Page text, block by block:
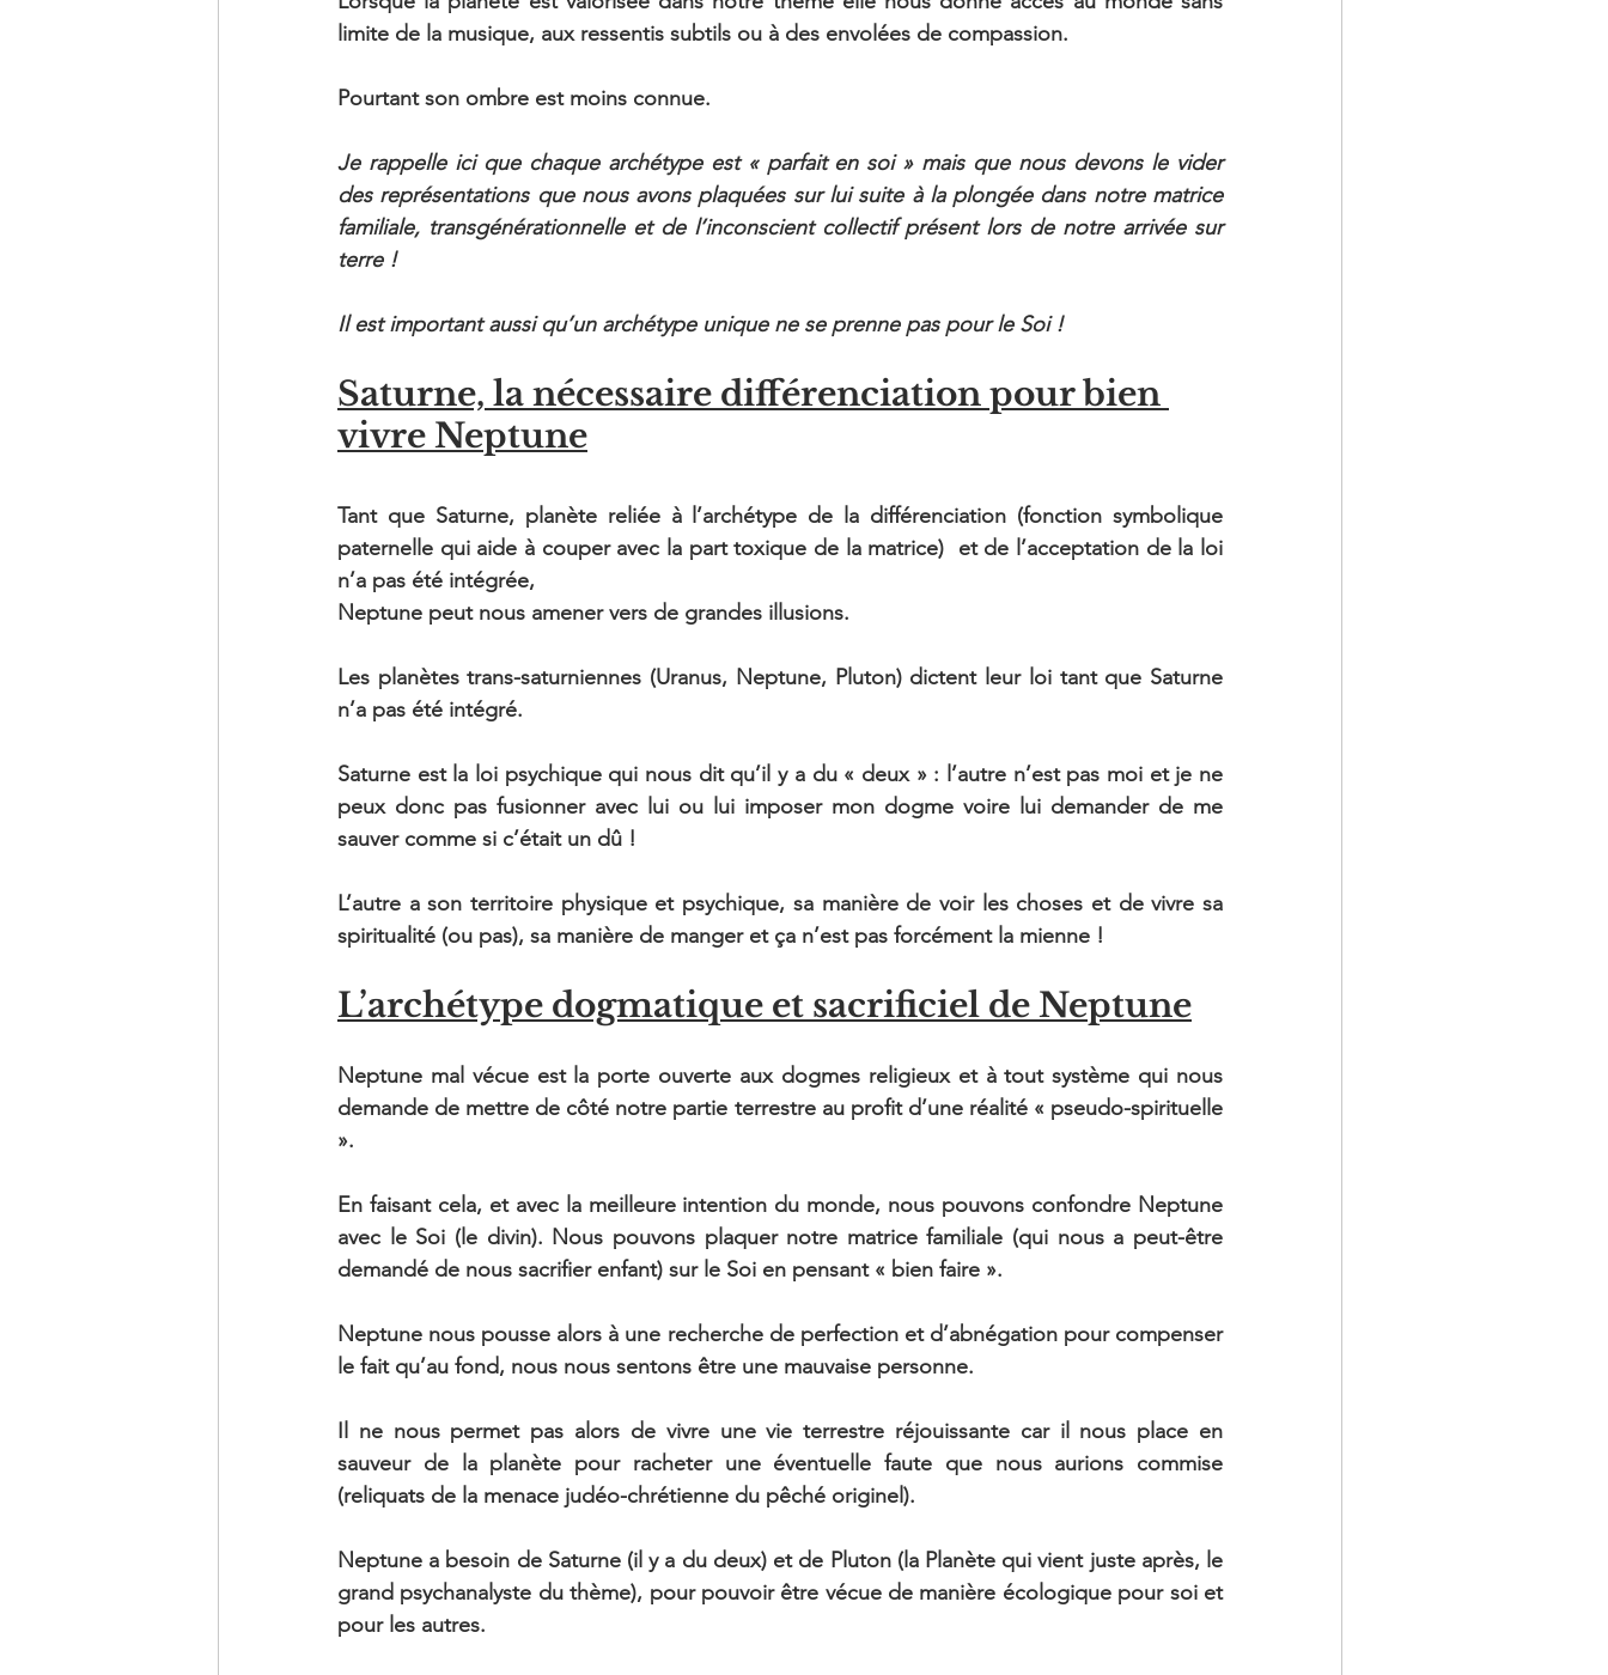
limite de la musique, aux ressentis subtils ou à des envolées de compassion.
Pourtant son ombre est moins connue.
Je rappelle ici que chaque archétype est « parfait en soi » mais que nous devons le vider
des représentations que nous avons plaquées sur lui suite à la plongée dans notre matrice
familiale, transgénérationnelle et de l’inconscient collectif présent lors de notre arrivée sur
terre !
Il est important aussi qu’un archétype unique ne se prenne pas pour le Soi !
Saturne, la nécessaire différenciation pour bien
vivre Neptune
Tant que Saturne, planète reliée à l’archétype de la différenciation (fonction symbolique
paternelle qui aide à couper avec la part toxique de la matrice)  et de l’acceptation de la loi
n’a pas été intégrée,
Neptune peut nous amener vers de grandes illusions.
Les planètes trans-saturniennes (Uranus, Neptune, Pluton) dictent leur loi tant que Saturne
n’a pas été intégré.
Saturne est la loi psychique qui nous dit qu’il y a du « deux » : l’autre n’est pas moi et je ne
peux donc pas fusionner avec lui ou lui imposer mon dogme voire lui demander de me
sauver comme si c’était un dû !
L’autre a son territoire physique et psychique, sa manière de voir les choses et de vivre sa
spiritualité (ou pas), sa manière de manger et ça n’est pas forcément la mienne !
L’archétype dogmatique et sacrificiel de Neptune
Neptune mal vécue est la porte ouverte aux dogmes religieux et à tout système qui nous
demande de mettre de côté notre partie terrestre au profit d’une réalité « pseudo-spirituelle
».
En faisant cela, et avec la meilleure intention du monde, nous pouvons confondre Neptune
avec le Soi (le divin). Nous pouvons plaquer notre matrice familiale (qui nous a peut-être
demandé de nous sacrifier enfant) sur le Soi en pensant « bien faire ».
Neptune nous pousse alors à une recherche de perfection et d’abnégation pour compenser
le fait qu’au fond, nous nous sentons être une mauvaise personne.
Il ne nous permet pas alors de vivre une vie terrestre réjouissante car il nous place en
sauveur de la planète pour racheter une éventuelle faute que nous aurions commise
(reliquats de la menace judéo-chrétienne du pêché originel).
Neptune a besoin de Saturne (il y a du deux) et de Pluton (la Planète qui vient juste après, le
grand psychanalyste du thème), pour pouvoir être vécue de manière écologique pour soi et
pour les autres.